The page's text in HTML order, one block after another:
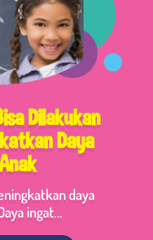
Dilakukan
Daya
daya
ingat...